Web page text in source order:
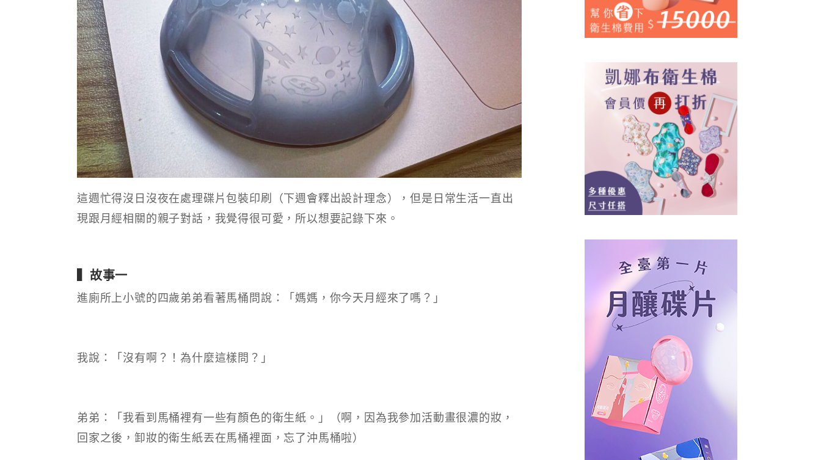
這週忙得沒日沒夜在處理碟片包裝印刷（下週會釋出設計理念），但是日常生活一直出
現跟月經相關的親子對話，我覺得很可愛，所以想要記錄下來。
▍故事一
進廁所上小號的四歲弟弟看著馬桶問說：「媽媽，你今天月經來了嗎？」
我說：「沒有啊？！為什麼這樣問？」
弟弟：「我看到馬桶裡有一些有顏色的衛生紙。」（啊，因為我參加活動畫很濃的妝，
回家之後，卸妝的衛生紙丟在馬桶裡面，忘了沖馬桶啦）